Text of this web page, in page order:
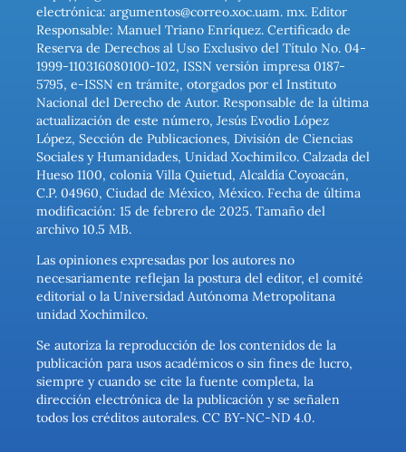
electrónica: argumentos@correo.xoc.uam. mx. Editor
Responsable: Manuel Triano Enríquez. Certificado de
Reserva de Derechos al Uso Exclusivo del Título No. 04-
1999-110316080100-102, ISSN versión impresa 0187-
5795, e-ISSN en trámite, otorgados por el Instituto
Nacional del Derecho de Autor. Responsable de la última
actualización de este número, Jesús Evodio López
López, Sección de Publicaciones, División de Ciencias
Sociales y Humanidades, Unidad Xochimilco. Calzada del
Hueso 1100, colonia Villa Quietud, Alcaldía Coyoacán,
C.P. 04960, Ciudad de México, México. Fecha de última
modificación: 15 de febrero de 2025. Tamaño del
archivo 10.5 MB.
Las opiniones expresadas por los autores no
necesariamente reflejan la postura del editor, el comité
editorial o la Universidad Autónoma Metropolitana
unidad Xochimilco.
Se autoriza la reproducción de los contenidos de la
publicación para usos académicos o sin fines de lucro,
siempre y cuando se cite la fuente completa, la
dirección electrónica de la publicación y se señalen
todos los créditos autorales. CC BY-NC-ND 4.0.